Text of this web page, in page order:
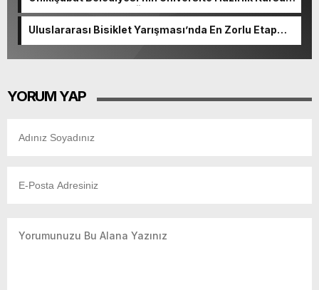
başvurularında son gün 7 Ağustos.
Uluslararası Bisiklet Yarışması’nda En Zorlu Etap
YORUM YAP